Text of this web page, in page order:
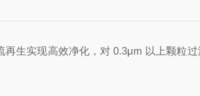
生实现高效净化，对 0.3μm 以上颗粒